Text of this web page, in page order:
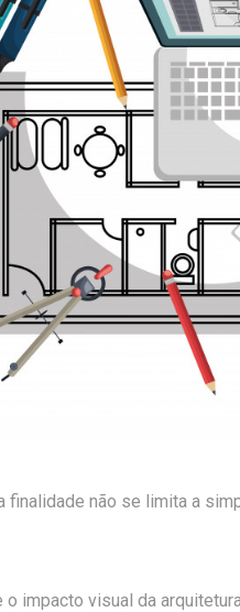
finalidade não se limita a
impacto visual da